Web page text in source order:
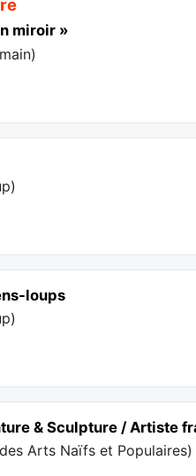
miroir »
)
)
loups
)
& Sculpture / Artiste
Arts Naïfs et Populaires)